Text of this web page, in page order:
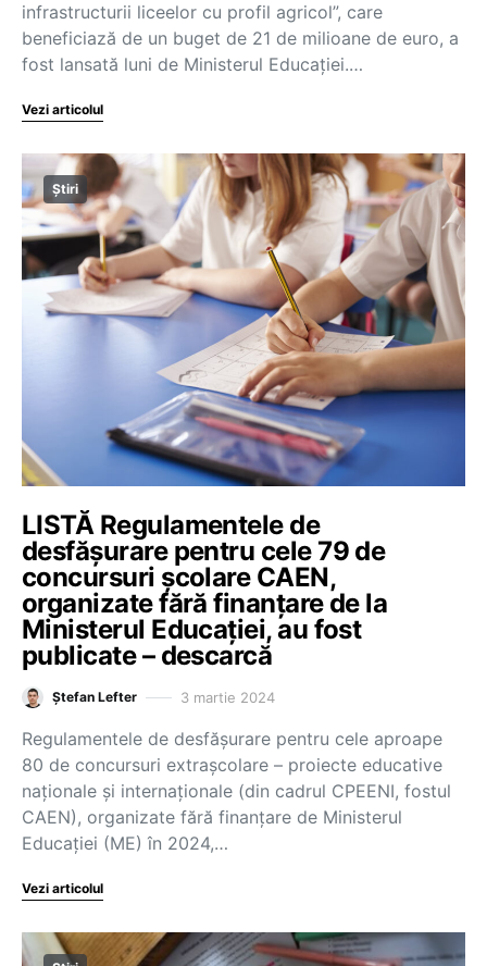
infrastructurii liceelor cu profil agricol”, care
beneficiază de un buget de 21 de milioane de euro, a
fost lansată luni de Ministerul Educației.…
Vezi articolul
Știri
LISTĂ Regulamentele de
desfășurare pentru cele 79 de
concursuri școlare CAEN,
organizate fără finanțare de la
Ministerul Educației, au fost
publicate – descarcă
Ștefan Lefter 3 martie 2024
Regulamentele de desfășurare pentru cele aproape
80 de concursuri extrașcolare – proiecte educative
naționale și internaționale (din cadrul CPEENI, fostul
CAEN), organizate fără finanțare de Ministerul
Educației (ME) în 2024,…
Vezi articolul